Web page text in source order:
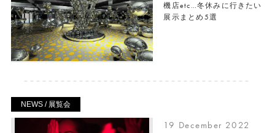
機店etc…冬休みに行きたい
展示まとめ5選
NEWS / 展覧会
19 December 2022